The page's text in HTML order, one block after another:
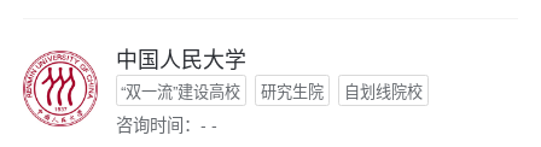
中国人民大学
“双一流”建设高校 研究生院 自划线院校
咨询时间：- -